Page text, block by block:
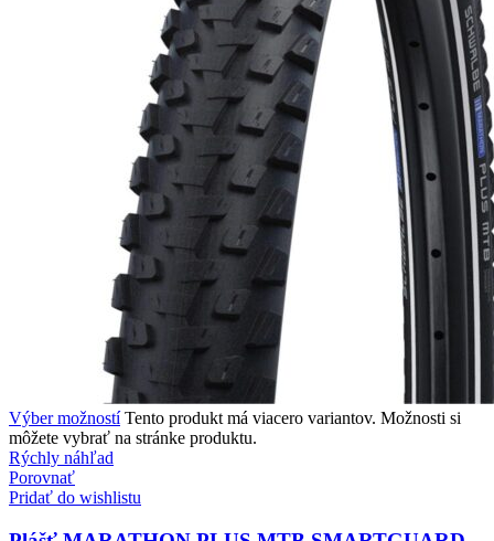
Výber možností Tento produkt má viacero variantov. Možnosti si
môžete vybrať na stránke produktu.
Rýchly náhľad
Porovnať
Pridať do wishlistu